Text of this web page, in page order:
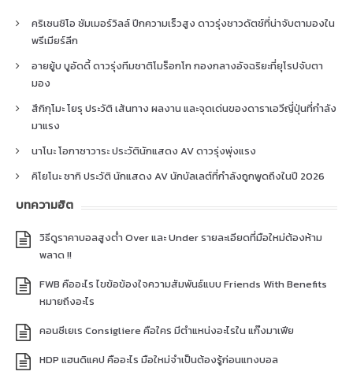
คริเซนซิโอ ซัมเมอร์วิลล์ ปีกความเร็วสูง ดาวรุ่งชาวดัตช์ที่น่าจับตามองใน
พรีเมียร์ลีก
อายยู้บ บูอัดดี้ ดาวรุ่งทีมชาติโมร็อกโก กองกลางอัจฉริยะที่ยุโรปจับตา
มอง
สึกิกุโมะ โยรุ ประวัติ เส้นทาง ผลงาน และจุดเด่นของดาราเอวีญี่ปุ่นที่กำลัง
มาแรง
นาโนะ โอกาซาวาระ ประวัตินักแสดง AV ดาวรุ่งพุ่งแรง
คิโยโนะ ซากิ ประวัติ นักแสดง AV นักบัลเลต์ที่กำลังถูกพูดถึงในปี 2026
บทความฮิต
วิธีดูราคาบอลสูงต่ำ Over และ Under รายละเอียดที่มือใหม่ต้องห้าม
พลาด !!
FWB คืออะไร ไขข้อข้องใจความสัมพันธ์แบบ Friends With Benefits
หมายถึงอะไร
คอนซีเยเร Consigliere คือใคร มีตำแหน่งอะไรใน แก๊งมาเฟีย
HDP แฮนดิแคป คืออะไร มือใหม่จำเป็นต้องรู้ก่อนแทงบอล